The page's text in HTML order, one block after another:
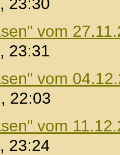
vom
23:31
vom
22:03
vom
23:24